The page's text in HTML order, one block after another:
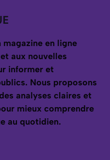
en ligne
aux nouvelles
informer et
Nous proposons
analyses claires et
mieux comprendre
au quotidien.